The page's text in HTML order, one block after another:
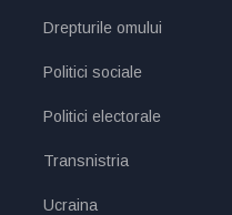
Drepturile omului
Politici sociale
Politici electorale
Transnistria
Ucraina